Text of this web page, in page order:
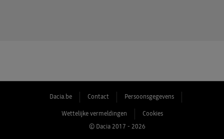
Dacia.be Contact Persoonsgegevens
Wettelijke vermeldingen
Cookies
© Dacia 2017 - 2026